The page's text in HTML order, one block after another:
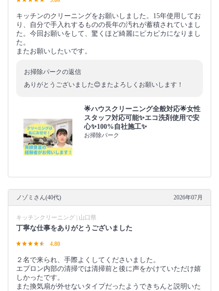
キッチンのクリーニングをお願いしました。15年使用してお
り、自分で手入れするものの長年の汚れが蓄積されていまし
た。今回お願いをして、驚くほど綺麗にピカピカになりまし
た。
またお願いしたいです。
お掃除パークの返信
ありがとうございました😊またよろしくお願いします！
🌟ハウスクリーニング全般対応🌟女性
スタッフ対応可能✨エコ洗剤使用で安
心✨100%自社施工✨
お掃除パーク
ノゾミさん(40代) 2026年07月
キッチンクリーニング | 山口県
丁寧な仕事をありがとうございました
4.80
２名で来られ、手際よくしてくださいました。
エプロン内部の清掃では清掃前と後に声をかけていただけ嬉
しかったです。
また換気扇が外せないタイプだったようできちんと説明いた